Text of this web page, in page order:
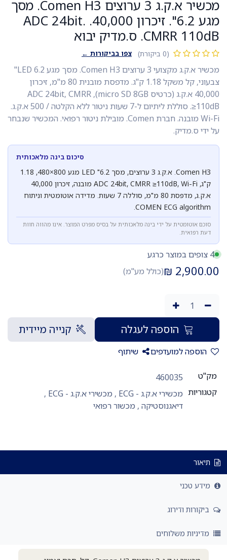
מכשיר א.ק.ג 3 ערוצים Comen H3. מסך
מגע 6.2". זיכרון 40,000. ADC 24bit.
CMRR 110dB. ס.מדיק יבוא
(0 ביקורת) צפו בביקורות ←
מכשיר א.ק.ג מקצועי 3 ערוצים Comen H3. מסך מגע LED 6.2"
צבעוני, קל משקל 1.18 ק"ג. מדפסת מובנית 80 מ"מ, זיכרון
40,000 א.ק.ג (כרטיס micro SD 8GB), ADC 24bit, CMRR
≥110dB. סוללת ליתיום ל-7 שעות ניטור ללא הקלטה / 500 א.ק.ג.
Wi-Fi מובנה. חברת Comen. מובילת ניטור רפואי. המכשיר שנבחר
על ידי ס.מדיק.
סיכום בינה מלאכותית
Comen H3. א.ק.ג 3 ערוצים, מסך 6.2" LED מגע 800×480, 1.18
ק"ג, ADC 24bit, CMRR ≥110dB, Wi-Fi מובנה, זיכרון 40,000
א.ק.ג, מדפסת 80 מ"מ, סוללה 7 שעות. מדידה אוטומטית וניתוח
COMEN ECG algorithm.
סוכם אוטומטית על ידי בינה מלאכותית על בסיס מפרט המוצר. אינו מהווה חוות
דעת רפואית.
4 צופים במוצר כרגע
2,900.00
₪(כולל מע"מ)
הוספה לעגלה קנייה מיידית
הוספה למועדפים שיתוף
מק"ט
460035
קטגוריות מכשירי א.ק.ג - ECG , מכשירי א.ק.ג - ECG
,
דיאגנוסטיקה, מכשור רפואי
תיאור
מידע טכני
ביקורות ודירוג
מדיניות משלוחים